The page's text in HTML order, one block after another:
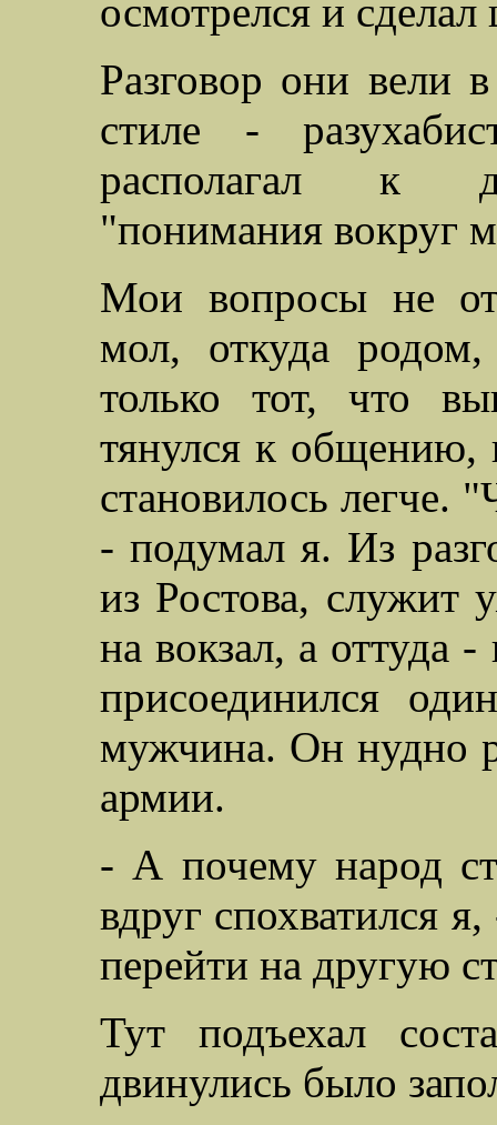
осмотрелся и сделал
Разговор они вели
стиле -
располагал к
"понимания вокруг
Мои вопросы не
мол, откуда
только тот, что
тянулся к общению,
становилось легче.
- подумал я. Из
из Ростова, служит
на вокзал, а оттуда
присоединился
мужчина. Он нудно
армии.
- А почему народ
вдруг спохватился
перейти на другую
Тут подъехал
двинулись было